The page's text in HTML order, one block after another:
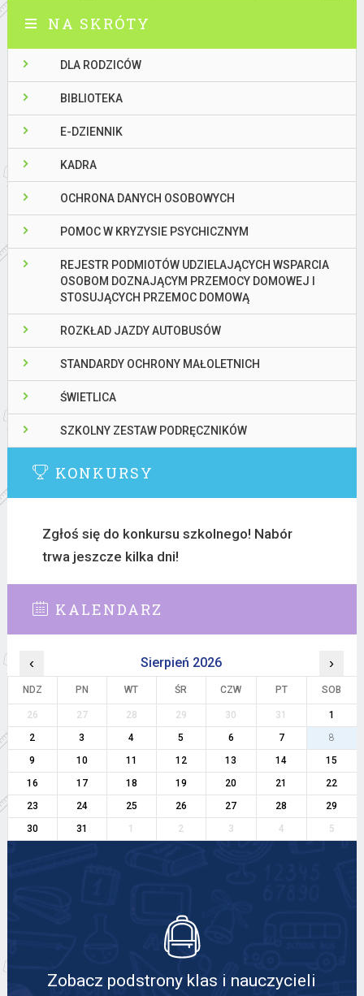
NA SKRÓTY
DLA RODZICÓW
BIBLIOTEKA
E-DZIENNIK
KADRA
OCHRONA DANYCH OSOBOWYCH
POMOC W KRYZYSIE PSYCHICZNYM
REJESTR PODMIOTÓW UDZIELAJĄCYCH WSPARCIA
OSOBOM DOZNAJĄCYM PRZEMOCY DOMOWEJ I
STOSUJĄCYCH PRZEMOC DOMOWĄ
ROZKŁAD JAZDY AUTOBUSÓW
STANDARDY OCHRONY MAŁOLETNICH
ŚWIETLICA
SZKOLNY ZESTAW PODRĘCZNIKÓW
KONKURSY
Zgłoś się do konkursu szkolnego! Nabór
trwa jeszcze kilka dni!
KALENDARZ
‹ Sierpień 2026 ›
NDZ PN WT ŚR CZW PT SOB
26 27 28 29 30 31
1
2
3 4 5 6 7
8
9
10 11 12 13 14
15
16
17 18 19 20 21
22
23
24 25 26 27 28
29
30
31 1 2 3 4 5
Zobacz podstrony klas i nauczycieli